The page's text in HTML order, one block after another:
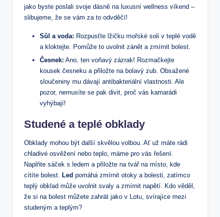
jako byste poslali svoje dásně na luxusní wellness víkend –
slibujeme, že se vám za to odvděčí!
Sůl a voda: Rozpusťte lžičku mořské soli v teplé vodě
a kloktejte. Pomůže to uvolnit zánět a zmírnit bolest.
Česnek: Ano, ten voňavý zázrak! Rozmačkejte
kousek česneku a přiložte na bolavý zub. Obsažené
sloučeniny mu dávají antibakteriální vlastnosti. Ale
pozor, nemusíte se pak divit, proč vás kamarádi
vyhýbají!
Studené a teplé obklady
Obklady mohou být další skvělou volbou. Ať už máte rádi
chladivé osvěžení nebo teplo, máme pro vás řešení.
Naplňte sáček s ledem a přiložte na tvář na místo, kde
cítíte bolest. Led pomáhá zmírnit otoky a bolesti, zatímco
teplý obklad může uvolnit svaly a zmírnit napětí. Kdo věděl,
že si na bolest můžete zahrát jako v Lotu, svírajíce mezi
studeným a teplým?